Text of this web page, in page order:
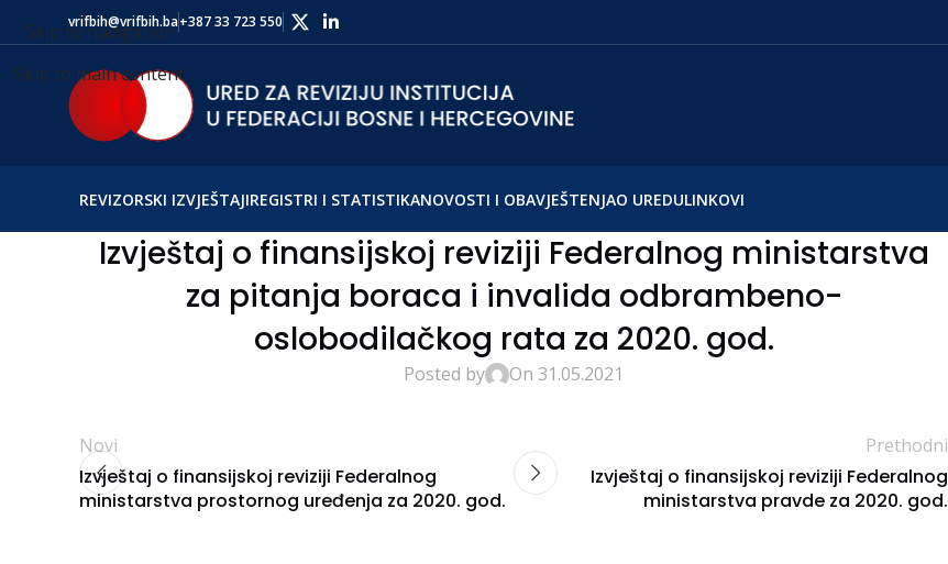
Skip to navigation
Skip to main content
vrifbih@vrifbih.ba+387 33 723 550
REVIZORSKI IZVJEŠTAJIREGISTRI I STATISTIKANOVOSTI I OBAVJEŠTENJAO UREDULINKOVI
Izvještaj o finansijskoj reviziji Federalnog ministarstva
za pitanja boraca i invalida odbrambeno-
oslobodilačkog rata za 2020. god.
Posted by On 31.05.2021
Novi
Izvještaj o finansijskoj reviziji Federalnog
ministarstva prostornog uređenja za 2020. god.
Prethodni
Izvještaj o finansijskoj reviziji Federalnog
ministarstva pravde za 2020. god.